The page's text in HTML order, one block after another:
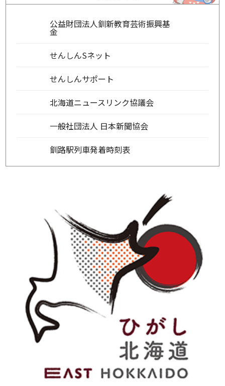
公益財団法人釧新教育芸術振興基
金
せんしんSネット
せんしんサポート
北海道ニュースリンク協議会
一般社団法人 日本新聞協会
釧路駅列車発着時刻表